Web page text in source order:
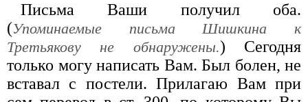
Письма Ваши получил оба.
(Упоминаемые письма Шишкина к
Третьякову не обнаружены.) Сегодня
только могу написать Вам. Был болен, не
вставал с постели. Прилагаю Вам при